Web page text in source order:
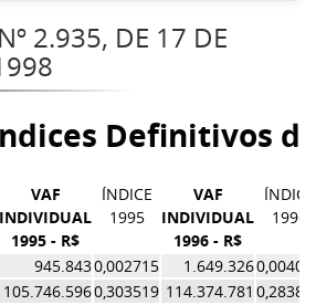
2.935, DE 17 DE
Definitivos
VAF
INDIVIDUAL
1995 - R$
ÍNDICE
1995
VAF
INDIVIDUAL
1996 - R$
ÍNDICE
1996
945.8430,002715 1.649.326
105.746.5960,303519 114.374.781